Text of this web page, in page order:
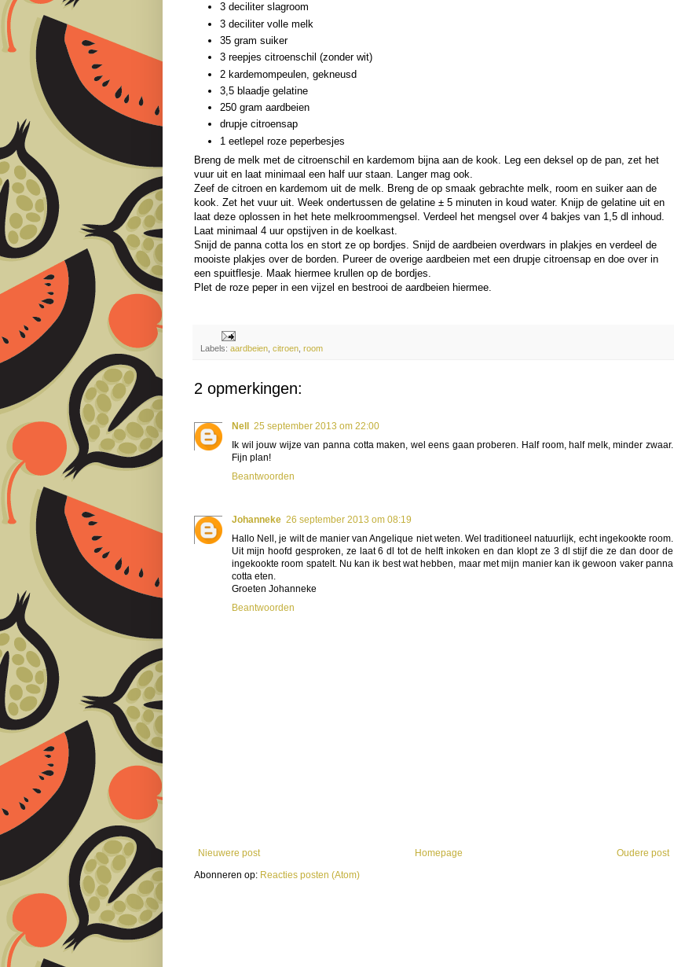
3 deciliter slagroom
3 deciliter volle melk
35 gram suiker
3 reepjes citroenschil (zonder wit)
2 kardemompeulen, gekneusd
3,5 blaadje gelatine
250 gram aardbeien
drupje citroensap
1 eetlepel roze peperbesjes
Breng de melk met de citroenschil en kardemom bijna aan de kook. Leg een deksel op de pan, zet het
vuur uit en laat minimaal een half uur staan. Langer mag ook.
Zeef de citroen en kardemom uit de melk. Breng de op smaak gebrachte melk, room en suiker aan de
kook. Zet het vuur uit. Week ondertussen de gelatine ± 5 minuten in koud water. Knijp de gelatine uit en
laat deze oplossen in het hete melkroommengsel. Verdeel het mengsel over 4 bakjes van 1,5 dl inhoud.
Laat minimaal 4 uur opstijven in de koelkast.
Snijd de panna cotta los en stort ze op bordjes. Snijd de aardbeien overdwars in plakjes en verdeel de
mooiste plakjes over de borden. Pureer de overige aardbeien met een drupje citroensap en doe over in
een spuitflesje. Maak hiermee krullen op de bordjes.
Plet de roze peper in een vijzel en bestrooi de aardbeien hiermee.
Labels: aardbeien citroen room
2 opmerkingen:
Nell
25 september 2013 om 22:00
Ik wil jouw wijze van panna cotta maken, wel eens gaan proberen. Half room, half melk, minder zwaar.
Fijn plan!
Beantwoorden
Johanneke 26 september 2013 om 08:19
Hallo Nell, je wilt de manier van Angelique niet weten. Wel traditioneel natuurlijk, echt ingekookte room.
Uit mijn hoofd gesproken, ze laat 6 dl tot de helft inkoken en dan klopt ze 3 dl stijf die ze dan door de
ingekookte room spatelt. Nu kan ik best wat hebben, maar met mijn manier kan ik gewoon vaker panna
cotta eten.
Groeten Johanneke
Beantwoorden
Nieuwere post Oudere post
Homepage
Abonneren op: Reacties posten (Atom)